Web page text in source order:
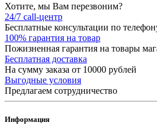
Хотите, мы Вам перезвоним?
24/7 call-центр
Бесплатные консультации по
100% гарантия на товар
Пожизненная гарантия на товары
Бесплатная доставка
На сумму заказа от 10000 рублей
Выгодные условия
Предлагаем сотрудничество
Информация